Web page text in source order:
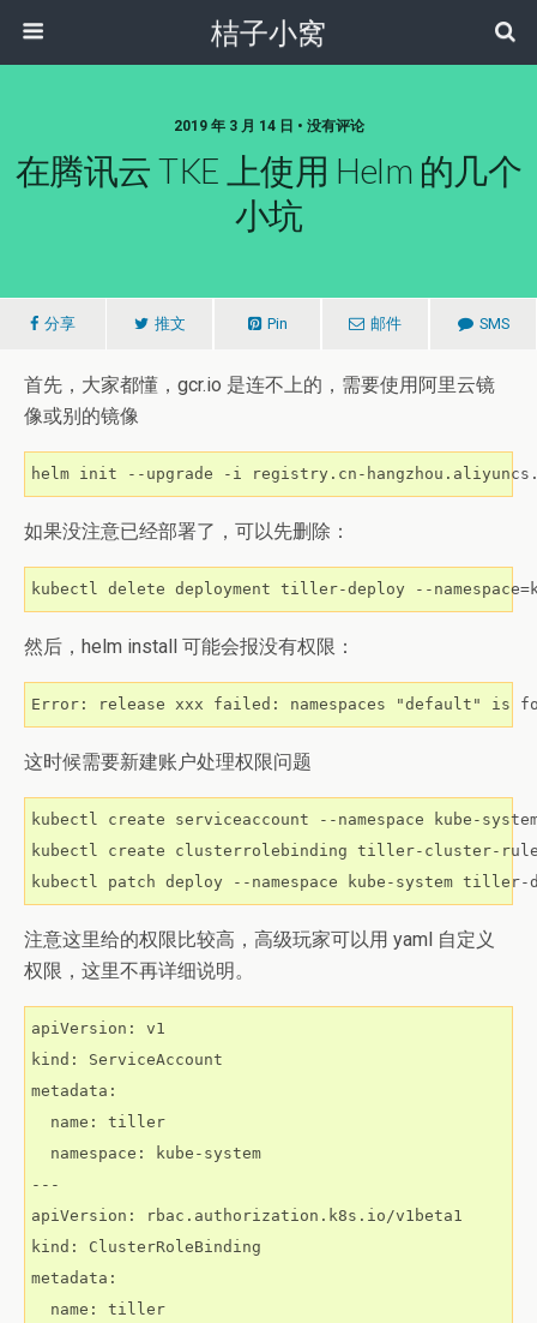
桔子小窝
2019 年 3 月 14 日 • 没有评论
在腾讯云 TKE 上使用 Helm 的几个
小坑
分享 推文 Pin 邮件 SMS
首先，大家都懂，gcr.io 是连不上的，需要使用阿里云镜
像或别的镜像
helm init --upgrade -i registry.cn-
如果没注意已经部署了，可以先删除：
kubectl delete deployment tiller-deploy --
然后，helm install 可能会报没有权限：
Error: release xxx failed: namespaces "default" is
这时候需要新建账户处理权限问题
kubectl create serviceaccount --namespace kube-
kubectl create clusterrolebinding tiller-cluster-rule
kubectl patch deploy --namespace kube-system
注意这里给的权限比较高，高级玩家可以用 yaml 自定义
权限，这里不再详细说明。
apiVersion: v1
kind: ServiceAccount
metadata:
  name: tiller
  namespace: kube-system
---
apiVersion: rbac.authorization.k8s.io/v1beta1
kind: ClusterRoleBinding
metadata:
  name: tiller